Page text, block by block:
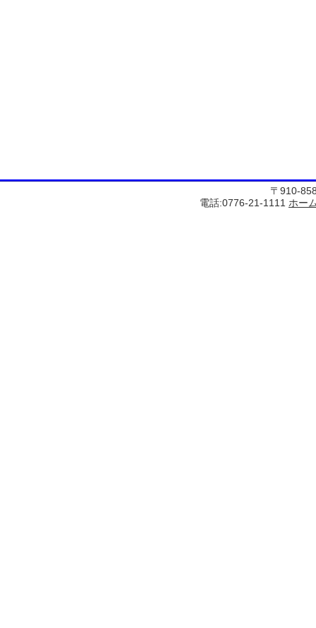
〒910-
電話:0776-21-1111 ホー